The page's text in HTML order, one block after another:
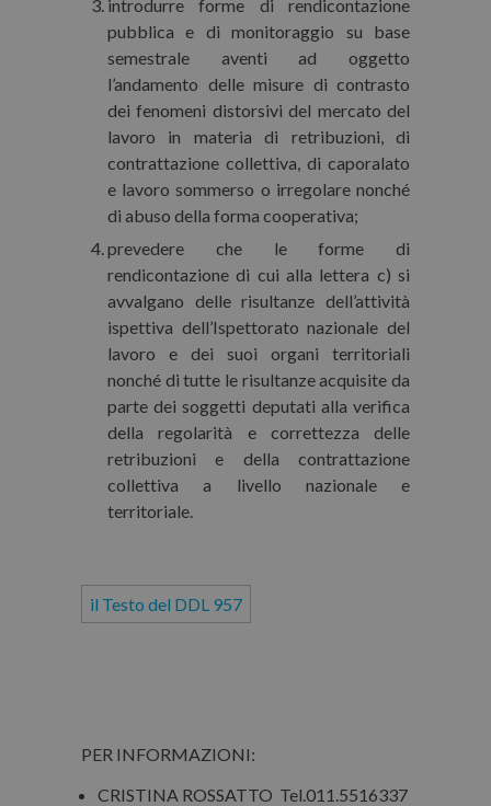
introdurre forme di rendicontazione
pubblica e di monitoraggio su base
semestrale aventi ad oggetto
l’andamento delle misure di contrasto
dei fenomeni distorsivi del mercato del
lavoro in materia di retribuzioni, di
contrattazione collettiva, di caporalato
e lavoro sommerso o irregolare nonché
di abuso della forma cooperativa;
prevedere che le forme di
rendicontazione di cui alla lettera c) si
avvalgano delle risultanze dell’attività
ispettiva dell’Ispettorato nazionale del
lavoro e dei suoi organi territoriali
nonché di tutte le risultanze acquisite da
parte dei soggetti deputati alla verifica
della regolarità e correttezza delle
retribuzioni e della contrattazione
collettiva a livello nazionale e
territoriale.
il Testo del DDL 957
PER INFORMAZIONI:
CRISTINA ROSSATTO Tel.011.5516337